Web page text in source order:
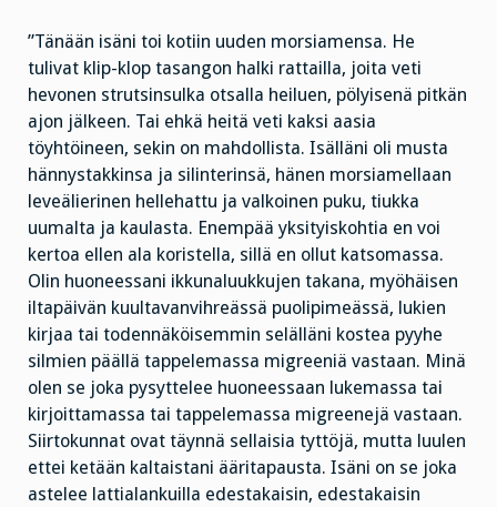
”Tänään isäni toi kotiin uuden morsiamensa. He
tulivat klip-klop tasangon halki rattailla, joita veti
hevonen strutsinsulka otsalla heiluen, pölyisenä pitkän
ajon jälkeen. Tai ehkä heitä veti kaksi aasia
töyhtöineen, sekin on mahdollista. Isälläni oli musta
hännystakkinsa ja silinterinsä, hänen morsiamellaan
leveälierinen hellehattu ja valkoinen puku, tiukka
uumalta ja kaulasta. Enempää yksityiskohtia en voi
kertoa ellen ala koristella, sillä en ollut katsomassa.
Olin huoneessani ikkunaluukkujen takana, myöhäisen
iltapäivän kuultavanvihreässä puolipimeässä, lukien
kirjaa tai todennäköisemmin selälläni kostea pyyhe
silmien päällä tappelemassa migreeniä vastaan. Minä
olen se joka pysyttelee huoneessaan lukemassa tai
kirjoittamassa tai tappelemassa migreenejä vastaan.
Siirtokunnat ovat täynnä sellaisia tyttöjä, mutta luulen
ettei ketään kaltaistani ääritapausta. Isäni on se joka
astelee lattialankuilla edestakaisin, edestakaisin